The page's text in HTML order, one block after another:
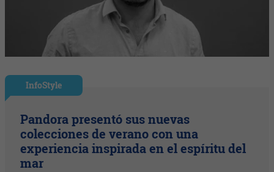
InfoStyle
Pandora presentó sus nuevas
colecciones de verano con una
experiencia inspirada en el espíritu del
mar